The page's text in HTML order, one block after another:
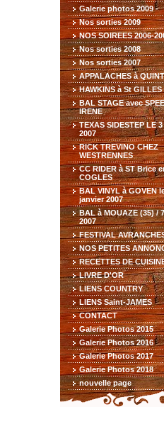
Galerie photos 2009 -
Nos sorties 2009
NOS SOIREES 2006-
Nos sorties 2008
Nos sorties 2007
APPALACHES à
HAWKINS à St GILLES
BAL STAGE avec
IRENE
TEXAS SIDESTEP LE
2007
RICK TREVINO CHEZ
WESTRENNES
CC RIDER à ST Brice
COGLES
BAL VINYL à GOVEN
janvier 2007
BAL à MOUAZE (35) /
2007
FESTIVAL
NOS PETITES
RECETTES DE
LIVRE D'OR
LIENS COUNTRY
LIENS Saint-JAMES
CONTACT
Galerie Photos 2015
Galerie Photos 2016
Galerie Photos 2017
Galerie Photos 2018
nouvelle page